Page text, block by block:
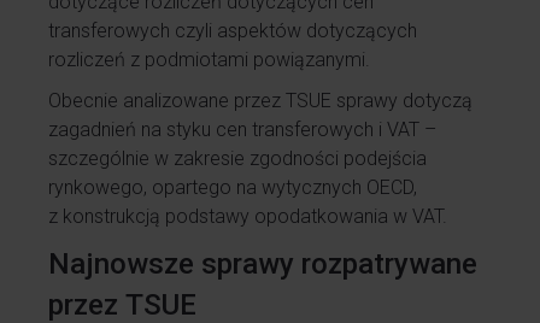
transferowych czyli aspektów dotyczących
rozliczeń z podmiotami powiązanymi.
Obecnie analizowane przez TSUE sprawy dotyczą
zagadnień na styku cen transferowych i VAT –
szczególnie w zakresie zgodności podejścia
rynkowego, opartego na wytycznych OECD,
z konstrukcją podstawy opodatkowania w VAT.
Najnowsze sprawy rozpatrywane
przez TSUE